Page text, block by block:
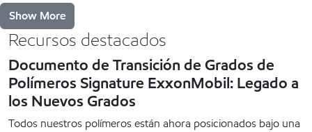
Show More
Recursos destacados
Documento de Transición de Grados de
Polímeros Signature ExxonMobil: Legado a
los Nuevos Grados
Todos nuestros polímeros están ahora posicionados bajo una